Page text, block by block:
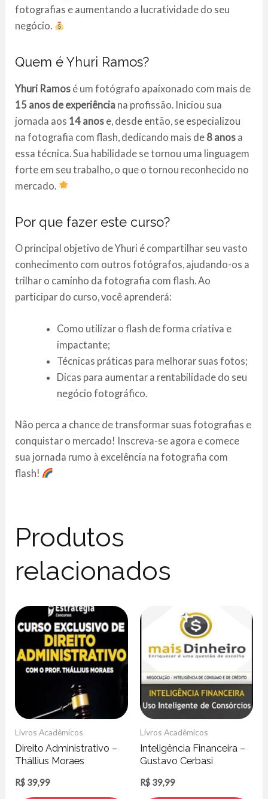
fotografias e aumentando a lucratividade do seu
negócio.
Quem é Yhuri Ramos?
Yhuri Ramos é um fotógrafo apaixonado com mais de
15 anos de experiência na profissão. Iniciou sua
jornada aos 14 anos e, desde então, se especializou
na fotografia com flash, dedicando mais de 8 anos a
essa técnica. Sua habilidade se tornou uma linguagem
forte em seu trabalho, o que o tornou reconhecido no
mercado.
Por que fazer este curso?
O principal objetivo de Yhuri é compartilhar seu vasto
conhecimento com outros fotógrafos, ajudando-os a
trilhar o caminho da fotografia com flash. Ao
participar do curso, você aprenderá:
Como utilizar o flash de forma criativa e
impactante;
Técnicas práticas para melhorar suas fotos;
Dicas para aumentar a rentabilidade do seu
negócio fotográfico.
Não perca a chance de transformar suas fotografias e
conquistar o mercado! Inscreva-se agora e comece
sua jornada rumo à excelência na fotografia com
flash!
Produtos
relacionados
Livros Acadêmicos
Direito Administrativo –
Thállius Moraes
R$ 39,99
Livros Acadêmicos
Inteligência Financeira –
Gustavo Cerbasi
R$ 39,99